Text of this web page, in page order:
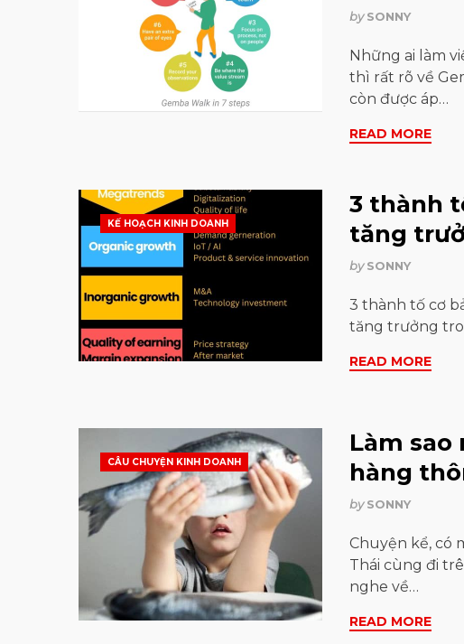
bySONNY
Những ai làm
thì rất rõ về
còn được áp…
READ MORE
KẾ HOẠCH KINH DOANH
3 thành
tăng
bySONNY
3 thành tố cơ
tăng trưởng
READ MORE
CÂU CHUYỆN KINH DOANH
Làm sao
hàng
bySONNY
Chuyện kể, có
Thái cùng đi
nghe về…
READ MORE